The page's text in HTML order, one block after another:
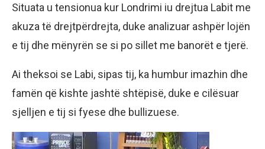
Situata u tensionua kur Londrimi iu drejtua Labit me
akuza të drejtpërdrejta, duke analizuar ashpër lojën
e tij dhe mënyrën se si po sillet me banorët e tjerë.
Ai theksoi se Labi, sipas tij, ka humbur imazhin dhe
famën që kishte jashtë shtëpisë, duke e cilësuar
sjelljen e tij si fyese dhe bullizuese.